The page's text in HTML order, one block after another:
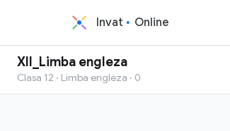
Invat Online
XII_Limba engleza
Clasa 12 · Limba engleza · 0